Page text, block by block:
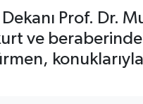
Prof. Dr.
ve